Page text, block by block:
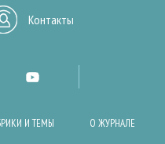
Контакты
И ТЕМЫ О ЖУРНАЛЕ